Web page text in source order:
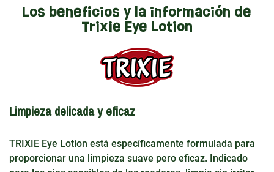
Los beneficios y la información de
Trixie Eye Lotion
Limpieza delicada y eficaz
TRIXIE Eye Lotion está específicamente formulada para
proporcionar una limpieza suave pero eficaz. Indicado